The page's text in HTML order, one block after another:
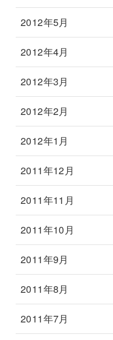
2012年5月
2012年4月
2012年3月
2012年2月
2012年1月
2011年12月
2011年11月
2011年10月
2011年9月
2011年8月
2011年7月